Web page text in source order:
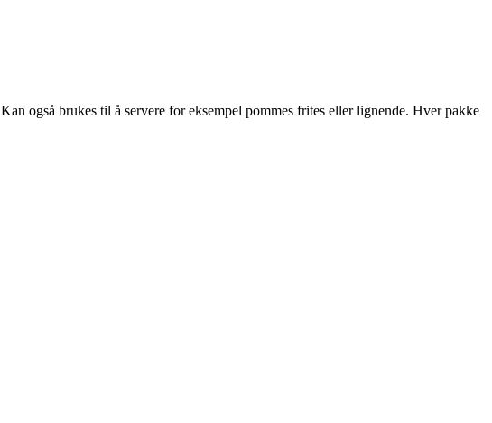
også brukes til å servere for eksempel pommes frites eller lignende. Hver pakke